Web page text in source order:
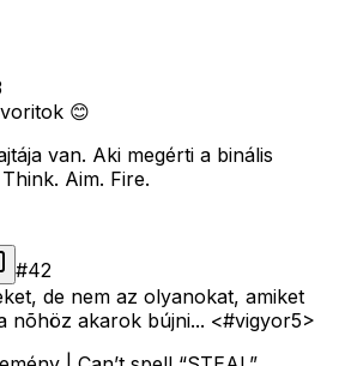
😊
van. Aki megérti a binális
Aim. Fire.
#42
de nem az olyanokat, amiket
nõhöz akarok bújni... <#vigyor5>